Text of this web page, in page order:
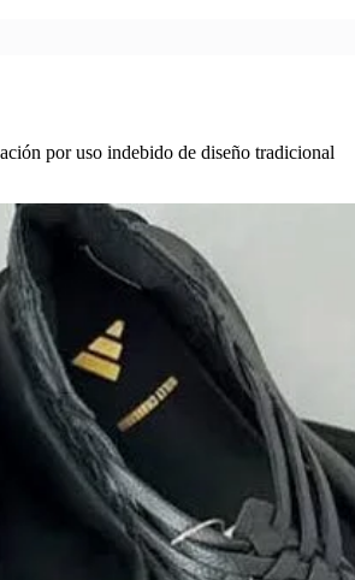
por uso indebido de diseño tradicional